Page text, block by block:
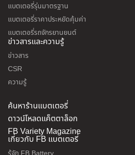
แบตเตอรี่รุ่นมาตรฐาน
แบตเตอรี่ราคาประหยัดคุ้มค่า
แบตเตอรี่รถจักรยานยนต์
ข่าวสารและความรู้
ข่าวสาร
CSR
ความรู้
ค้นหาร้านแบตเตอรี่
ดาวน์โหลดแค็ตตาล็อก
FB Variety Magazine
เกี่ยวกับ FB แบตเตอรี่